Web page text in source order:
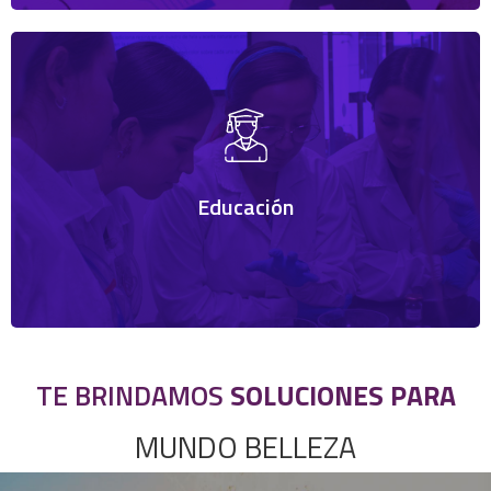
Educación
Resuelve tus inquietudes técnicas y amplía tus
conocimientos en formulación a través de nuestra red
interna de expertos en la industria.
TE BRINDAMOS SOLUCIONES PARA
MUNDO BELLEZA